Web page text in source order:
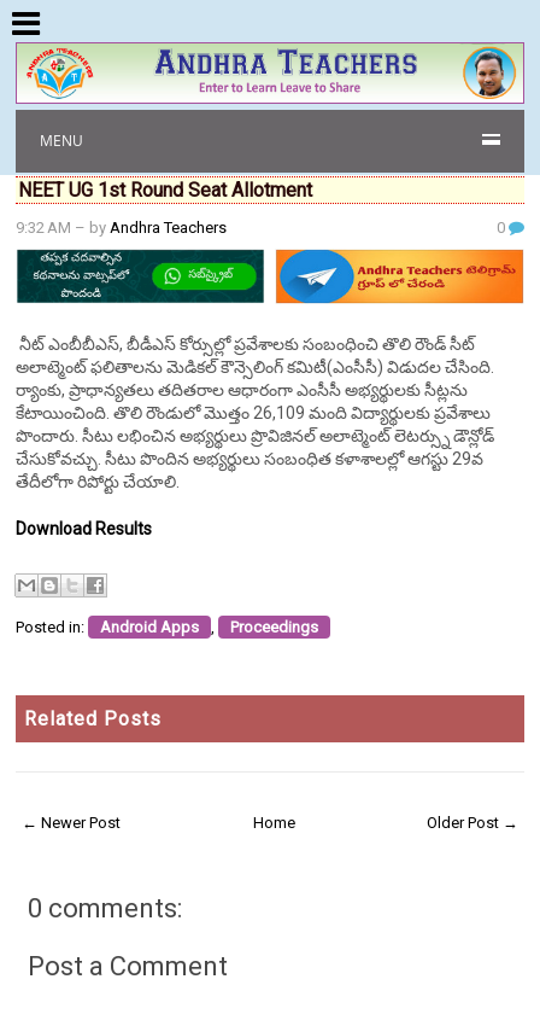
MENU
NEET UG 1st Round Seat Allotment
9:32 AM – byAndhra Teachers 0
నీట్ ఎంబీబీఎస్, బీడీఎస్ కోర్సుల్లో ప్రవేశాలకు సంబంధించి తొలి రౌండ్ సీట్
అలాట్మెంట్ ఫలితాలను మెడికల్ కౌన్సెలింగ్ కమిటీ(ఎంసీసీ) విడుదల చేసింది.
ర్యాంకు, ప్రాధాన్యతలు తదితరాల ఆధారంగా ఎంసీసీ అభ్యర్థులకు సీట్లను
కేటాయించింది. తొలి రౌండులో మొత్తం 26,109 మంది విద్యార్థులకు ప్రవేశాలు
పొందారు. సీటు లభించిన అభ్యర్థులు ప్రొవిజినల్ అలాట్మెంట్ లెటర్స్ను డౌన్లోడ్
చేసుకోవచ్చు. సీటు పొందిన అభ్యర్థులు సంబంధిత కళాశాలల్లో ఆగస్టు 29వ
తేదీలోగా రిపోర్టు చేయాలి.
Download Results
Posted in: Android Apps , Proceedings
Related Posts
← Newer Post Older Post →
Home
0 comments:
Post a Comment